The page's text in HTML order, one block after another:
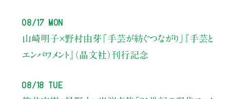
08/17 Mon
山崎明子×野村由芽 「手芸が紡ぐつながり」
『手芸と
エンパワメント』（晶文社）刊行記念
08/18 Tue